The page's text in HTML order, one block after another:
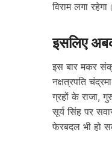
विराम लगा रहेगा।
इसलिए
इस बार मकर
नक्षत्रपति
ग्रहों के राजा,
सूर्य सिंह पर
फेरबदल भी हो